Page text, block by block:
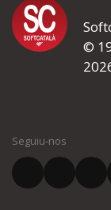
Si heu trobat un
quina és la
El vostre
©
Seguiu-nos